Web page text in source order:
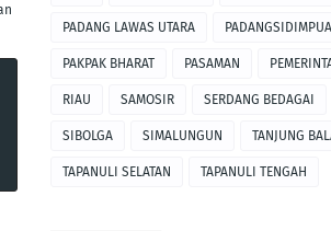
PADANG LAWAS UTARA
PAKPAK BHARAT PASAMAN
RIAU SAMOSIR SERDANG BEDAGAI
SIBOLGA SIMALUNGUN TANJUNG
TAPANULI SELATAN TAPANULI TENGAH